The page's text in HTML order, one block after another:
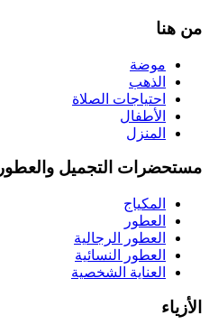
من هنا
موضة
الذهب
احتياجات الصلاة
الأطفال
المنزل
مستحضرات التجميل والعطور
المكياج
العطور
العطور الرجالية
العطور النسائية
العناية الشخصية
الأزياء